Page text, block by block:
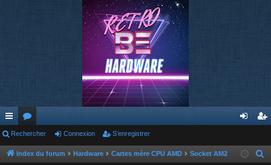
cc
ès
or
u ne nr
Rechercher Connexion S’enregistrer
Index du forum Hardware Cartes mère CPU AMD Socket AM2